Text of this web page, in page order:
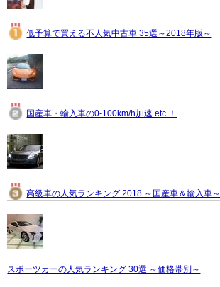
低予算で買える不人気中古車 35選～2018年版～
国産車・輸入車の0-100km/h加速 etc.！
高級車の人気ランキング 2018 ～国産車＆輸入車～
スポーツカーの人気ランキング 30選 ～価格帯別～